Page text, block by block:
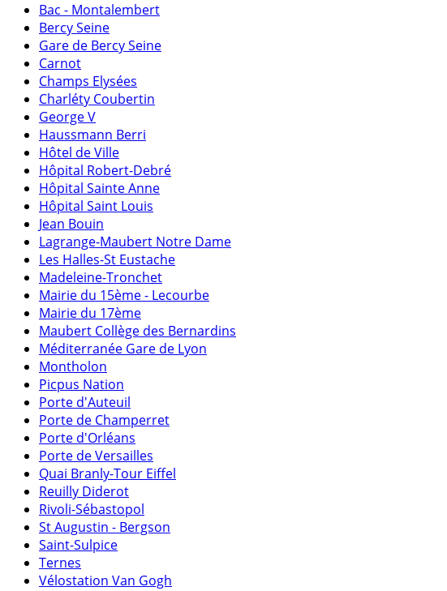
Bac - Montalembert
Bercy Seine
Gare de Bercy Seine
Carnot
Champs Elysées
Charléty Coubertin
George V
Haussmann Berri
Hôtel de Ville
Hôpital Robert-Debré
Hôpital Sainte Anne
Hôpital Saint Louis
Jean Bouin
Lagrange-Maubert Notre Dame
Les Halles-St Eustache
Madeleine-Tronchet
Mairie du 15ème - Lecourbe
Mairie du 17ème
Maubert Collège des Bernardins
Méditerranée Gare de Lyon
Montholon
Picpus Nation
Porte d'Auteuil
Porte de Champerret
Porte d'Orléans
Porte de Versailles
Quai Branly-Tour Eiffel
Reuilly Diderot
Rivoli-Sébastopol
St Augustin - Bergson
Saint-Sulpice
Ternes
Vélostation Van Gogh